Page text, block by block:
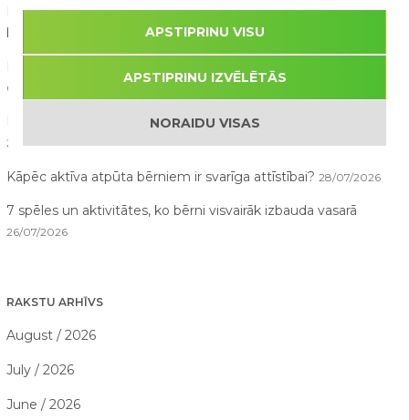
Pirmā reize atrakciju parkā – ko sagaidīt vecākiem un
bērniem?
Drošība ūdens atrakcijās: kā tās izbaudīt kopā ar bērniem?
02/08/2026
Kā saorganizēt perfektu ģimenes piedzīvojumu dienu?
29/07/2026
Kāpēc aktīva atpūta bērniem ir svarīga attīstībai? 28/07/2026
7 spēles un aktivitātes, ko bērni visvairāk izbauda vasarā
26/07/2026
RAKSTU ARHĪVS
August / 2026
July / 2026
June / 2026
APSTIPRINU VISU
APSTIPRINU IZVĒLĒTĀS
NORAIDU VISAS